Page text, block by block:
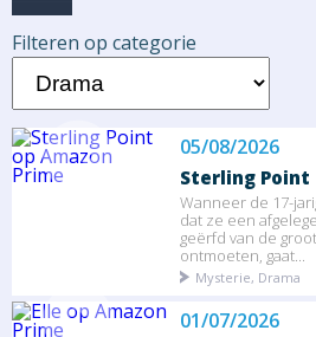
Filteren op categorie
05/08/2026
Sterling Point
Wanneer de 17-
dat ze een
geërfd van de
ontmoeten, gaat...
Mysterie, Drama
01/07/2026